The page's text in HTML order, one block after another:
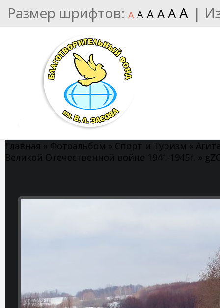
Размер шрифтов: A A A A AA |
Главная » Фотоальбом » Спорт и Туризм »
Великой Отечественной войне 1941-1945г. »